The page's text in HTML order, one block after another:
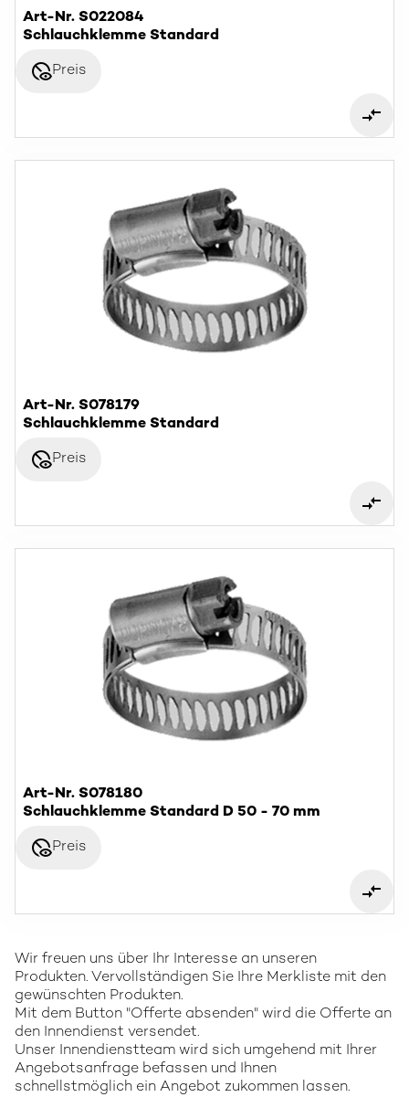
Art-Nr. S022084
Schlauchklemme Standard
disabled_visiblePreis
Art-Nr. S078179
Schlauchklemme Standard
disabled_visiblePreis
Art-Nr. S078180
Schlauchklemme Standard D 50 - 70 mm
disabled_visiblePreis
Wir freuen uns über Ihr Interesse an unseren
Produkten. Vervollständigen Sie Ihre Merkliste mit den
gewünschten Produkten.
Mit dem Button "Offerte absenden" wird die Offerte an
den Innendienst versendet.
Unser Innendienstteam wird sich umgehend mit Ihrer
Angebotsanfrage befassen und Ihnen
schnellstmöglich ein Angebot zukommen lassen.